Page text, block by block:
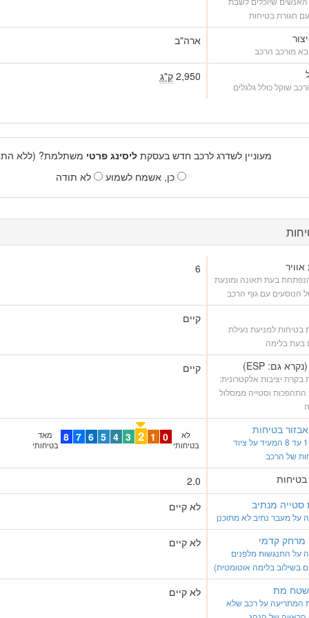
חגורת בטיחות
מורכב הרכב
ארה"ב
שוקל כולל גלגלים
2,950 ק"ג
מעוניין לשדרג לרכב חדש בעסקתליסינג פרטי משתלמת? (ללא
כן, אשמח לשמוע
לא תודה
אוויר
בעת תאונה ומונעת
הנוסעים עם גוף הרכב
6
בטיחות למניעת נעילת
בעת בלימה
קיים
בקרת יציבות אלקטרונית:
התהפכות וסטייה ממסלול
קיים
בטיחות
ציון מ-1 עד 8 המעיד על ציוד
של הרכב
לא
בטיחותי
0
1
2
3
4
5
6
7
8
מאד
בטיחותי
בטיחות
2.0
סטייה מנתיב
על מעבר נתיב לא מתוכנן
לא קיים
מרחק קדמי
על התנגשות מלפנים
בשילוב בלימה אוטומטית)
לא קיים
שטח מת
המתריעה על רכב שלא
לא קיים